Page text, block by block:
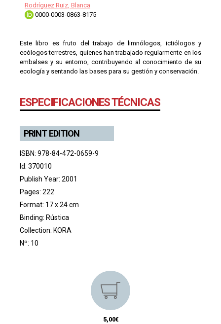
Rodríguez Ruiz, Blanca
0000-0003-0863-8175
Este libro es fruto del trabajo de limnólogos, ictiólogos y
ecólogos terrestres, quienes han trabajado regularmente en los
embalses y su entorno, contribuyendo al conocimiento de su
ecología y sentando las bases para su gestión y conservación.
ESPECIFICACIONES TÉCNICAS
PRINT EDITION
ISBN: 978-84-472-0659-9
Id: 370010
Publish Year: 2001
Pages: 222
Format: 17 x 24 cm
Binding: Rústica
Collection: KORA
Nº: 10
5,00€